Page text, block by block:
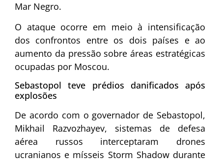
Mar Negro.
O ataque ocorre em meio à intensificação
dos confrontos entre os dois países e ao
aumento da pressão sobre áreas estratégicas
ocupadas por Moscou.
Sebastopol teve prédios danificados após
explosões
De acordo com o governador de Sebastopol,
Mikhail Razvozhayev, sistemas de defesa
aérea russos interceptaram drones
ucranianos e mísseis Storm Shadow durante